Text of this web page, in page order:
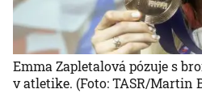
Emma Zapletalová pózuje s
v atletike. (Foto: TASR/Martin